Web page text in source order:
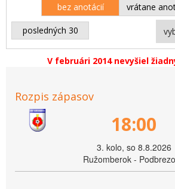
bez anotácií vrátane
posledných 30
V februári 2014 nevyšiel
Rozpis zápasov
18:00
3. kolo, so 8.8.2026
Ružomberok -